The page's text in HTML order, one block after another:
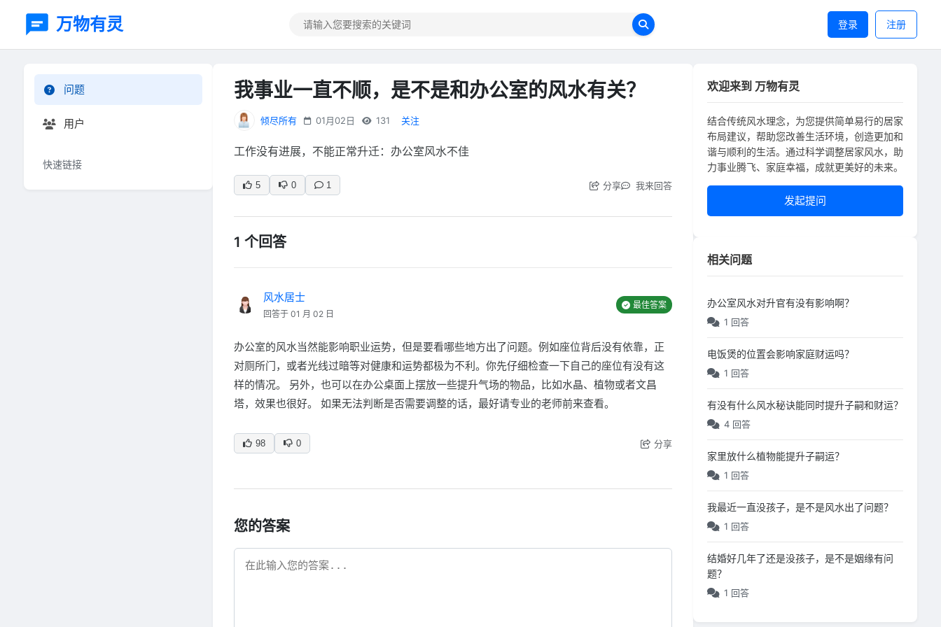
万物有灵 登录 注册
问题
用户
快速链接
我事业一直不顺，是不是和办公室的风水有关？
倾尽所有 01月02日 131 关注
工作没有进展，不能正常升迁：办公室风水不佳
5 0 1 分享 我来回答
1 个回答
风水居士
回答于 01 月 02 日
最佳答案
办公室的风水当然能影响职业运势，但是要看哪些地方出了问题。例如座位背后没有依靠，正
对厕所门，或者光线过暗等对健康和运势都极为不利。你先仔细检查一下自己的座位有没有这
样的情况。 另外，也可以在办公桌面上摆放一些提升气场的物品，比如水晶、植物或者文昌
塔，效果也很好。 如果无法判断是否需要调整的话，最好请专业的老师前来查看。
98 0 分享
您的答案
欢迎来到 万物有灵
结合传统风水理念，为您提供简单易行的居家
布局建议，帮助您改善生活环境，创造更加和
谐与顺利的生活。通过科学调整居家风水，助
力事业腾飞、家庭幸福，成就更美好的未来。
发起提问
相关问题
办公室风水对升官有没有影响啊？
1 回答
电饭煲的位置会影响家庭财运吗？
1 回答
有没有什么风水秘诀能同时提升子嗣和财运？
4 回答
家里放什么植物能提升子嗣运？
1 回答
我最近一直没孩子，是不是风水出了问题？
1 回答
结婚好几年了还是没孩子，是不是姻缘有问
题？
1 回答